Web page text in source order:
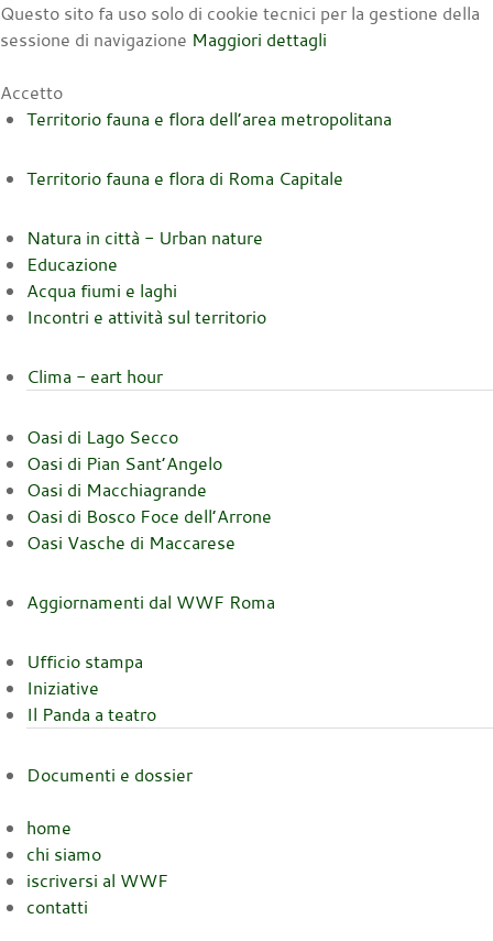
Questo sito fa uso solo di cookie tecnici per la gestione della
sessione di navigazione Maggiori dettagli
Accetto
Territorio fauna e flora dell’area metropolitana
Territorio fauna e flora di Roma Capitale
Natura in città - Urban nature
Educazione
Acqua fiumi e laghi
Incontri e attività sul territorio
Clima - eart hour
Oasi di Lago Secco
Oasi di Pian Sant’Angelo
Oasi di Macchiagrande
Oasi di Bosco Foce dell’Arrone
Oasi Vasche di Maccarese
Aggiornamenti dal WWF Roma
Ufficio stampa
Iniziative
Il Panda a teatro
Documenti e dossier
home
chi siamo
iscriversi al WWF
contatti